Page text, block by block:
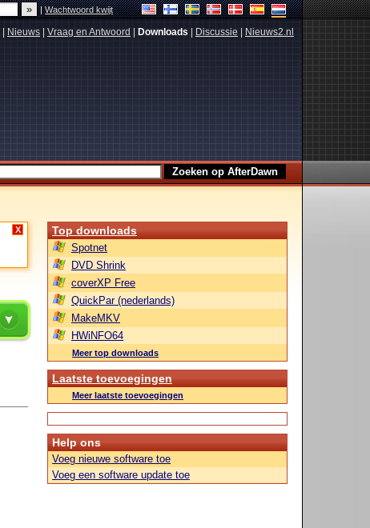
|Wachtwoord kwijt
Nieuws Vraag en Antwoord Downloads Discussie Nieuws2.nl
X Top downloads
Spotnet
DVD Shrink
coverXP Free
QuickPar (nederlands)
MakeMKV
HWiNFO64
Meer top downloads
Laatste toevoegingen
Meer laatste toevoegingen
Help ons
Voeg nieuwe software toe
Voeg een software update toe